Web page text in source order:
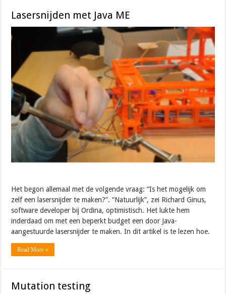
Lasersnijden met Java ME
Het begon allemaal met de volgende vraag: “Is het mogelijk om
zelf een lasersnijder te maken?”. “Natuurlijk”, zei Richard Ginus,
software developer bij Ordina, optimistisch. Het lukte hem
inderdaad om met een beperkt budget een door Java-
aangestuurde lasersnijder te maken. In dit artikel is te lezen hoe.
Read More »
Mutation testing